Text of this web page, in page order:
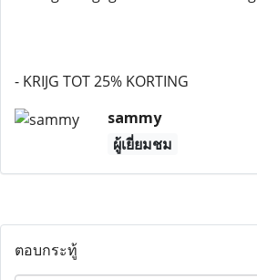
- KRIJG TOT 25% KORTING
sammy
ผู้เยี่ยมชม
ตอบกระทู้